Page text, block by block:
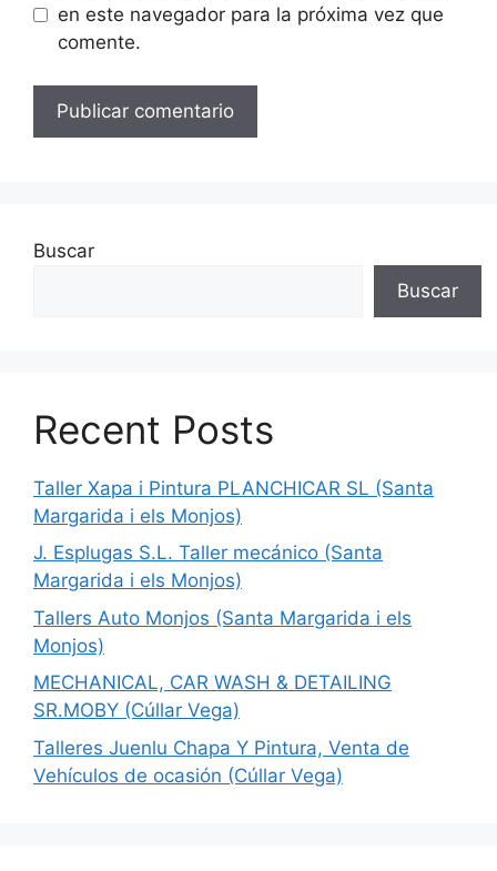
en este navegador para la próxima vez que
comente.
Buscar
Buscar
Recent Posts
Taller Xapa i Pintura PLANCHICAR SL (Santa
Margarida i els Monjos)
J. Esplugas S.L. Taller mecánico (Santa
Margarida i els Monjos)
Tallers Auto Monjos (Santa Margarida i els
Monjos)
MECHANICAL, CAR WASH & DETAILING
SR.MOBY (Cúllar Vega)
Talleres Juenlu Chapa Y Pintura, Venta de
Vehículos de ocasión (Cúllar Vega)